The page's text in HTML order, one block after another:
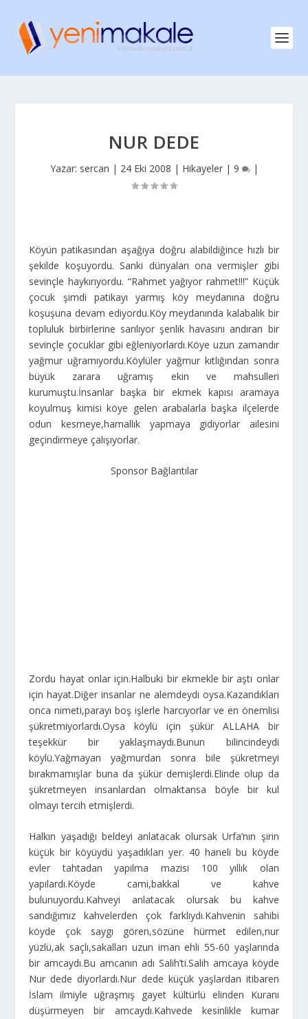
NUR DEDE
Yazar: sercan | 24 Eki 2008 | Hikayeler| 9 |
Köyün patikasından aşağıya doğru alabildiğince hızlı bir
şekilde koşuyordu. Sanki dünyaları ona vermişler gibi
sevinçle haykırıyordu. “Rahmet yağıyor rahmet!!!” Küçük
çocuk şimdi patikayı yarmış köy meydanına doğru
koşuşuna devam ediyordu.Köy meydanında kalabalık bir
topluluk birbirlerine sarılıyor şenlik havasını andıran bir
sevinçle çocuklar gibi eğleniyorlardı.Köye uzun zamandır
yağmur uğramıyordu.Köylüler yağmur kıtlığından sonra
büyük zarara uğramış ekin ve mahsulleri
kurumuştu.İnsanlar başka bir ekmek kapısı aramaya
koyulmuş kimisi köye gelen arabalarla başka ilçelerde
odun kesmeye,hamallık yapmaya gidiyorlar ailesini
geçindirmeye çalışıyorlar.
Sponsor Bağlantılar
Zordu hayat onlar için.Halbuki bir ekmekle bir aştı onlar
için hayat.Diğer insanlar ne alemdeydi oysa.Kazandıkları
onca nimeti,parayı boş işlerle harcıyorlar ve en önemlisi
şükretmiyorlardı.Oysa köylü için şükür ALLAHA bir
teşekkür bir yaklaşmaydı.Bunun bilincindeydi
köylü.Yağmayan yağmurdan sonra bile şükretmeyi
bırakmamışlar buna da şükür demişlerdi.Elinde olup da
şükretmeyen insanlardan olmaktansa böyle bir kul
olmayı tercih etmişlerdi.
Halkın yaşadığı beldeyi anlatacak olursak Urfa’nın şirin
küçük bir köyüydü yaşadıkları yer. 40 haneli bu köyde
evler tahtadan yapılma mazisi 100 yıllık olan
yapılardı.Köyde cami,bakkal ve kahve
bulunuyordu.Kahveyi anlatacak olursak bu kahve
sandığımız kahvelerden çok farklıydı.Kahvenin sahibi
köyde çok saygı gören,sözüne hürmet edilen,nur
yüzlü,ak saçlı,sakalları uzun iman ehli 55-60 yaşlarında
bir amcaydı.Bu amcanın adı Salih’ti.Salih amcaya köyde
Nur dede diyorlardı.Nur dede küçük yaşlardan itibaren
İslam ilmiyle uğraşmış gayet kültürlü elinden Kuranı
düşürmeyen bir amcaydı.Kahvede kesinlikle kumar